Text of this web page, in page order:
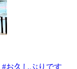
#お久しぶりです